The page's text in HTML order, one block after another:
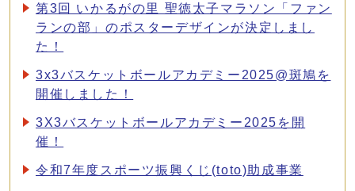
第3回 いかるがの里 聖徳太子マラソン「ファン
ランの部」のポスターデザインが決定しまし
た！
3x3バスケットボールアカデミー2025@斑鳩を
開催しました！
3X3バスケットボールアカデミー2025を開
催！
令和7年度スポーツ振興くじ(toto)助成事業